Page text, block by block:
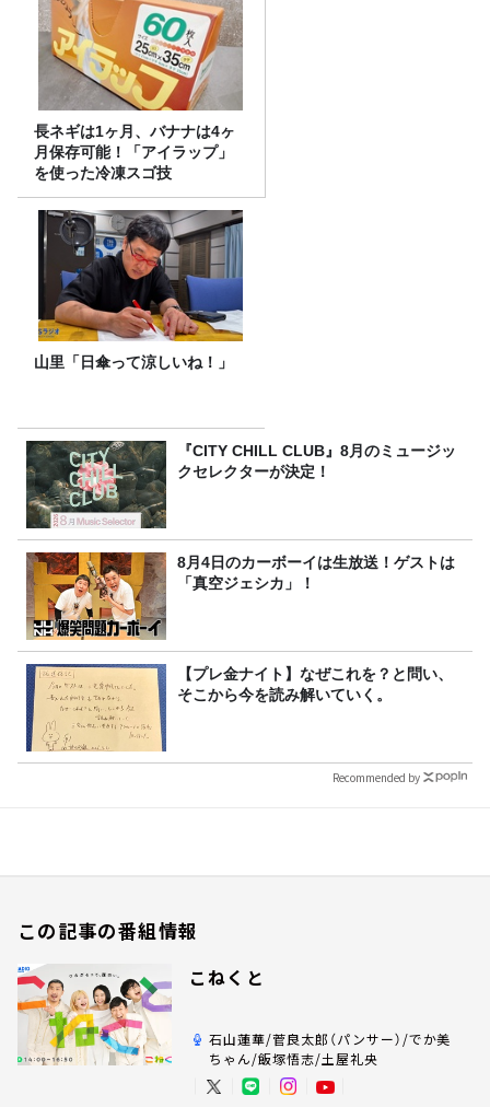
長ネギは1ヶ月、バナナは4ヶ
月保存可能！「アイラップ」
を使った冷凍スゴ技
山里「日傘って涼しいね！」
『CITY CHILL CLUB』8月のミュージッ
クセレクターが決定！
8月4日のカーボーイは生放送！ゲストは
「真空ジェシカ」！
【プレ金ナイト】なぜこれを？と問い、
そこから今を読み解いていく。
Recommended by
この記事の番組情報
こねくと
石山蓮華/菅良太郎（パンサー）/でか美
ちゃん/飯塚悟志/土屋礼央